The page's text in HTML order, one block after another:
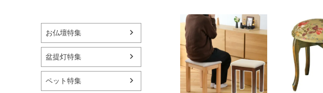
お仏壇特集
盆提灯特集
ペット特集